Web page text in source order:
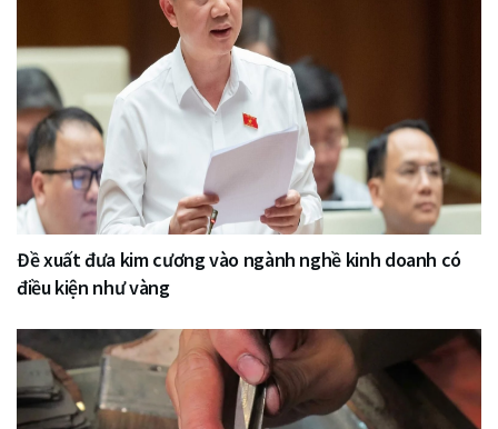
Đề xuất đưa kim cương vào ngành nghề kinh doanh có
điều kiện như vàng